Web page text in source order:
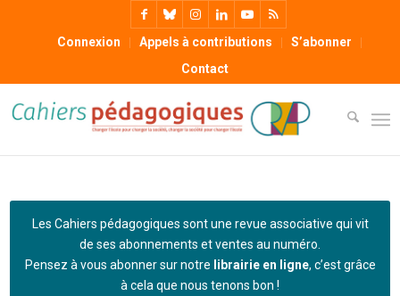
Connexion Appels à contributions
S’abonner
Contact
Les Cahiers pédagogiques sont une revue associative qui vit
de ses abonnements et ventes au numéro.
Pensez à vous abonner sur notre librairie en ligne, c’est grâce
à cela que nous tenons bon !